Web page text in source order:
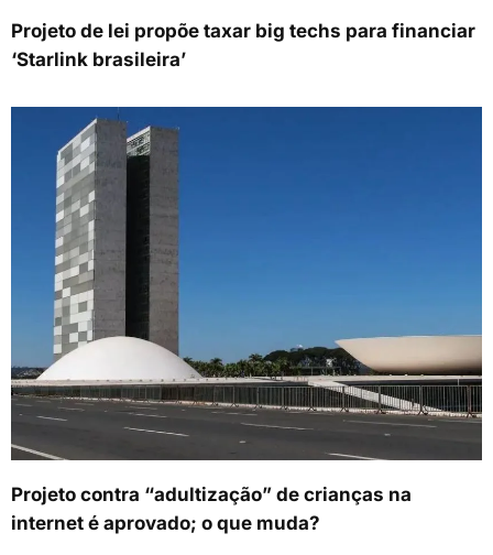
Projeto de lei propõe taxar big techs para financiar
‘Starlink brasileira’
Projeto contra “adultização” de crianças na
internet é aprovado; o que muda?